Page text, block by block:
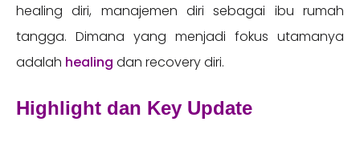
healing diri, manajemen diri sebagai ibu rumah
tangga. Dimana yang menjadi fokus utamanya
adalah healing dan recovery diri.
Highlight dan Key Update